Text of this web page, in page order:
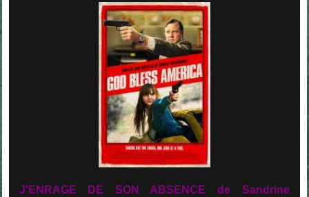
J'ENRAGE DE SON ABSENCE de Sandrine